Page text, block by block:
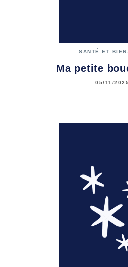
SANTÉ ET
Ma petite
05/11/